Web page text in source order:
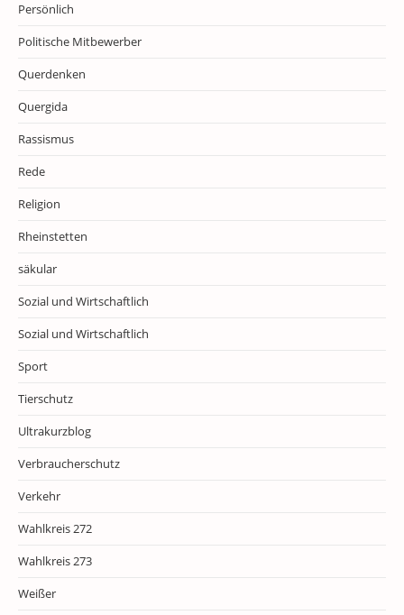
Persönlich
Politische Mitbewerber
Querdenken
Quergida
Rassismus
Rede
Religion
Rheinstetten
säkular
Sozial und Wirtschaftlich
Sozial und Wirtschaftlich
Sport
Tierschutz
Ultrakurzblog
Verbraucherschutz
Verkehr
Wahlkreis 272
Wahlkreis 273
Weißer